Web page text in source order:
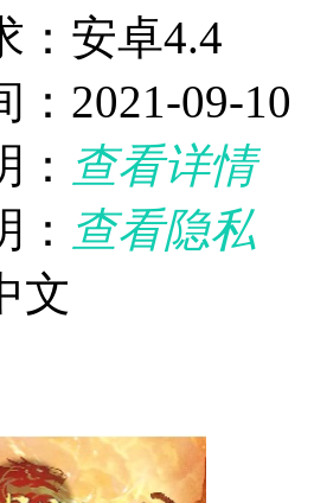
：安卓4.4
：2021-09-10
查看详情
查看隐私
文